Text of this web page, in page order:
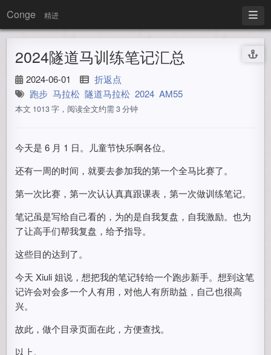
Conge 精进
2024隧道马训练笔记汇总
2024-06-01
折返点
跑步 马拉松 隧道马拉松 2024 AM55
本文 1013 字，阅读全文约需 3 分钟
今天是 6 月 1 日。儿童节快乐啊各位。
还有一周的时间，就要去参加我的第一个全马比赛了。
第一次比赛，第一次认认真真跟课表，第一次做训练笔记。
笔记虽是写给自己看的，为的是自我复盘，自我激励。也为
了让高手们帮我复盘，给予指导。
这些目的达到了。
今天 Xiuli 姐说，想把我的笔记转给一个跑步新手。想到这笔
记许会对会多一个人有用，对他人有所助益，自己也很高
兴。
故此，做个目录页面在此，方便查找。
以上。